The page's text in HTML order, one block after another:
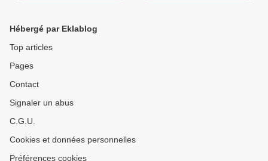
Hébergé par Eklablog
Top articles
Pages
Contact
Signaler un abus
C.G.U.
Cookies et données personnelles
Préférences cookies